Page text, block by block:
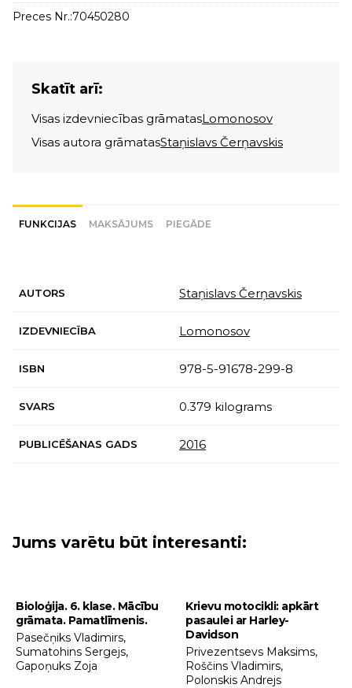
Preces Nr.:70450280
Skatīt arī:
Visas izdevniecības grāmatasLomonosov
Visas autora grāmatasStaņislavs Čerņavskis
FUNKCIJAS MAKSĀJUMS PIEGĀDE
AUTORS Staņislavs Čerņavskis
IZDEVNIECĪBA Lomonosov
ISBN 978-5-91678-299-8
SVARS 0.379 kilograms
PUBLICĒŠANAS GADS 2016
Jums varētu būt interesanti:
Bioloģija. 6. klase. Mācību
grāmata. Pamatlīmenis.
Pasečņiks Vladimirs,
Sumatohins Sergejs,
Gapoņuks Zoja
Krievu motocikli: apkārt
pasaulei ar Harley-
Davidson
Privezentsevs Maksims,
Roščins Vladimirs,
Polonskis Andrejs